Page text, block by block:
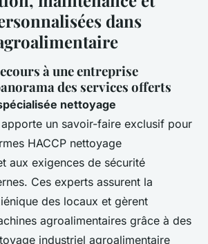
dans
à une entreprise
des services offerts
nettoyage
apporte un savoir-faire exclusif pour
HACCP nettoyage
aux exigences de sécurité
Ces experts assurent la
des locaux et gèrent
agroalimentaires grâce à des
industriel agroalimentaire